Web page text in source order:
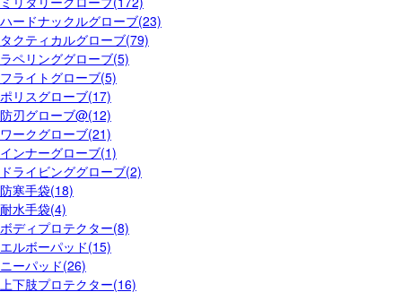
ハードナックルグローブ(23)
タクティカルグローブ(79)
ラペリンググローブ(5)
フライトグローブ(5)
ポリスグローブ(17)
防刃グローブ@(12)
ワークグローブ(21)
インナーグローブ(1)
ドライビンググローブ(2)
防寒手袋(18)
耐水手袋(4)
ボディプロテクター(8)
エルボーパッド(15)
ニーパッド(26)
上下肢プロテクター(16)